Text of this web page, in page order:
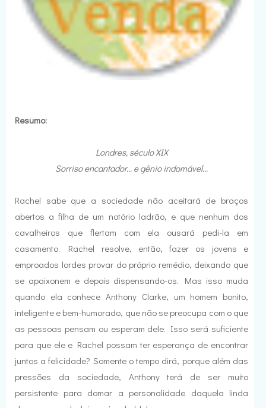
Resumo:
Londres, século XIX
Sorriso encantador... e gênio indomável...
Rachel sabe que a sociedade não aceitará de braços
abertos a filha de um notório ladrão, e que nenhum dos
cavalheiros que flertam com ela ousará pedi-la em
casamento. Rachel resolve, então, fazer os jovens e
emproados lordes provar do próprio remédio, deixando que
se apaixonem e depois dispensando-os. Mas isso muda
quando ela conhece Anthony Clarke, um homem bonito,
inteligente e bem-humorado, que não se preocupa com o que
as pessoas pensam ou esperam dele. Isso será suficiente
para que ele e Rachel possam ter esperança de encontrar
juntos a felicidade? Somente o tempo dirá, porque além das
pressões da sociedade, Anthony terá de ser muito
persistente para domar a personalidade daquela linda